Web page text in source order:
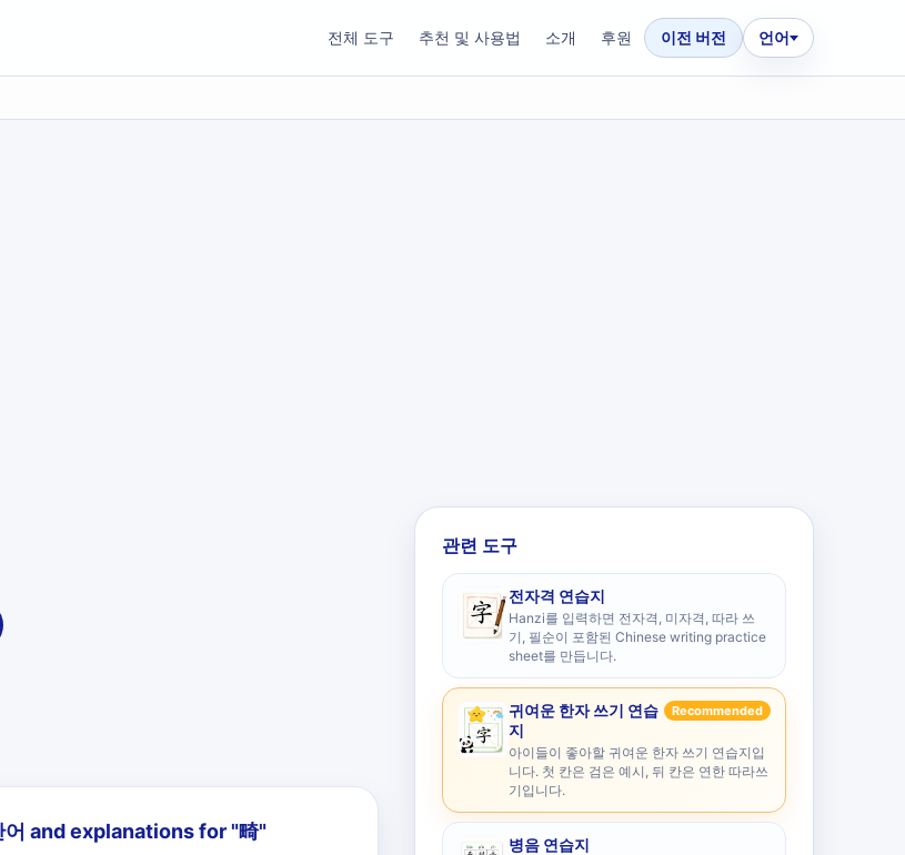
전체 도구 추천 및 사용법 소개 후원 이전 버전 언어
and explanations for "畸"
관련 도구
전자격 연습지
Hanzi를 입력하면 전자격, 미자격, 따라 쓰
기, 필순이 포함된 Chinese writing practice
sheet를 만듭니다.
귀여운 한자 쓰기 연습
지
Recommended
아이들이 좋아할 귀여운 한자 쓰기 연습지입
니다. 첫 칸은 검은 예시, 뒤 칸은 연한 따라쓰
기입니다.
병음 연습지